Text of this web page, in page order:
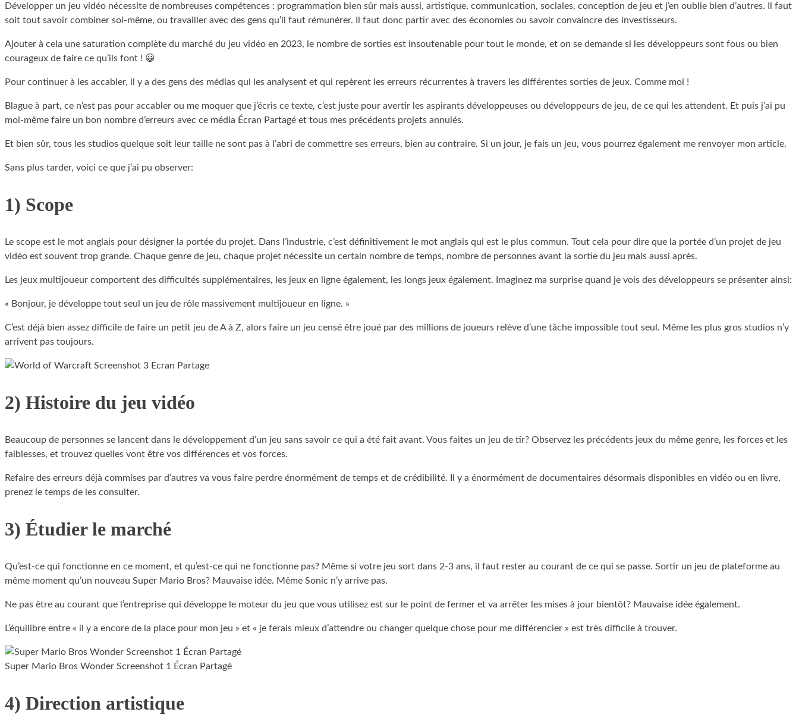
Développer un jeu vidéo nécessite de nombreuses compétences : programmation bien sûr mais aussi, artistique, communication, sociales, conception de jeu et j’en oublie bien d’autres. Il faut
soit tout savoir combiner soi-même, ou travailler avec des gens qu’il faut rémunérer. Il faut donc partir avec des économies ou savoir convaincre des investisseurs.
Ajouter à cela une saturation complète du marché du jeu vidéo en 2023, le nombre de sorties est insoutenable pour tout le monde, et on se demande si les développeurs sont fous ou bien
courageux de faire ce qu’ils font ! 😀
Pour continuer à les accabler, il y a des gens des médias qui les analysent et qui repèrent les erreurs récurrentes à travers les différentes sorties de jeux. Comme moi !
Blague à part, ce n’est pas pour accabler ou me moquer que j’écris ce texte, c’est juste pour avertir les aspirants développeuses ou développeurs de jeu, de ce qui les attendent. Et puis j’ai pu
moi-même faire un bon nombre d’erreurs avec ce média Écran Partagé et tous mes précédents projets annulés.
Et bien sûr, tous les studios quelque soit leur taille ne sont pas à l’abri de commettre ses erreurs, bien au contraire. Si un jour, je fais un jeu, vous pourrez également me renvoyer mon article.
Sans plus tarder, voici ce que j’ai pu observer:
1) Scope
Le scope est le mot anglais pour désigner la portée du projet. Dans l’industrie, c’est définitivement le mot anglais qui est le plus commun. Tout cela pour dire que la portée d’un projet de jeu
vidéo est souvent trop grande. Chaque genre de jeu, chaque projet nécessite un certain nombre de temps, nombre de personnes avant la sortie du jeu mais aussi après.
Les jeux multijoueur comportent des difficultés supplémentaires, les jeux en ligne également, les longs jeux également. Imaginez ma surprise quand je vois des développeurs se présenter ainsi:
« Bonjour, je développe tout seul un jeu de rôle massivement multijoueur en ligne. »
C’est déjà bien assez difficile de faire un petit jeu de A à Z, alors faire un jeu censé être joué par des millions de joueurs relève d’une tâche impossible tout seul. Même les plus gros studios n’y
arrivent pas toujours.
2) Histoire du jeu vidéo
Beaucoup de personnes se lancent dans le développement d’un jeu sans savoir ce qui a été fait avant. Vous faites un jeu de tir? Observez les précédents jeux du même genre, les forces et les
faiblesses, et trouvez quelles vont être vos différences et vos forces.
Refaire des erreurs déjà commises par d’autres va vous faire perdre énormément de temps et de crédibilité. Il y a énormément de documentaires désormais disponibles en vidéo ou en livre,
prenez le temps de les consulter.
3) Étudier le marché
Qu’est-ce qui fonctionne en ce moment, et qu’est-ce qui ne fonctionne pas? Même si votre jeu sort dans 2-3 ans, il faut rester au courant de ce qui se passe. Sortir un jeu de plateforme au
même moment qu’un nouveau Super Mario Bros? Mauvaise idée. Même Sonic n’y arrive pas.
Ne pas être au courant que l’entreprise qui développe le moteur du jeu que vous utilisez est sur le point de fermer et va arrêter les mises à jour bientôt? Mauvaise idée également.
L’équilibre entre « il y a encore de la place pour mon jeu » et « je ferais mieux d’attendre ou changer quelque chose pour me différencier » est très difficile à trouver.
Super Mario Bros Wonder Screenshot 1 Écran Partagé
4) Direction artistique